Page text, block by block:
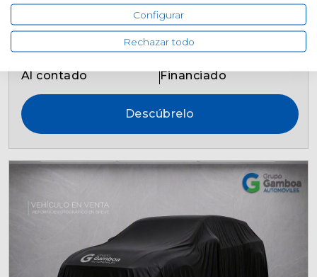
Eléctrico Automático
33.490€
Al contado
29.775€
Financiado
Descúbrelo
Configurar
Rechazar todo